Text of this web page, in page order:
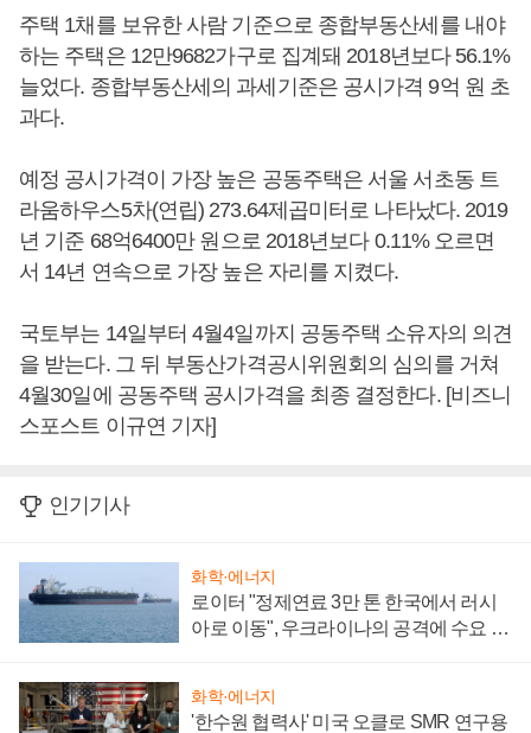
주택 1채를 보유한 사람 기준으로 종합부동산세를 내야
하는 주택은 12만9682가구로 집계돼 2018년보다 56.1%
늘었다. 종합부동산세의 과세기준은 공시가격 9억 원 초
과다.
예정 공시가격이 가장 높은 공동주택은 서울 서초동 트
라움하우스5차(연립) 273.64제곱미터로 나타났다. 2019
년 기준 68억6400만 원으로 2018년보다 0.11% 오르면
서 14년 연속으로 가장 높은 자리를 지켰다.
국토부는 14일부터 4월4일까지 공동주택 소유자의 의견
을 받는다. 그 뒤 부동산가격공시위원회의 심의를 거쳐
4월30일에 공동주택 공시가격을 최종 결정한다. [비즈니
스포스트 이규연 기자]
인기기사
화학·에너지
로이터 "정제연료 3만 톤 한국에서 러시
아로 이동", 우크라이나의 공격에 수요 늘
화학·에너지
'한수원 협력사' 미국 오클로 SMR 연구용